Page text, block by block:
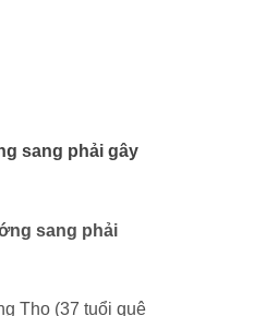
sang phải gây
sang phải
Thọ (37 tuổi quê